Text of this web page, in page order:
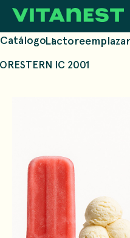
Catálogo|
IC 2001